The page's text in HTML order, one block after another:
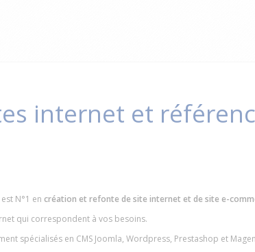
internet et
N°1 en création et refonte de site internet et de site e-
qui correspondent à vos besoins.
spécialisés en CMS Joomla, Wordpress, Prestashop et